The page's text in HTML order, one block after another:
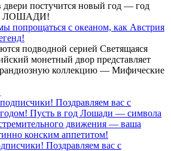
двери постучится новый год — год
ЛОШАДИ!
попрощаться с океаном, как Австрия
подводной серией Светящаяся
монетный двор представляет
коллекцию — Мифические
Поздравляем вас с